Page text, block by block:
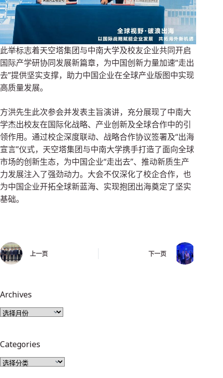
此举标志着天空塔集团与中南大学及校友企业共同开启
国际产学研协同发展新篇章，为中国创新力量加速“走出
去”提供坚实支撑，助力中国企业在全球产业版图中实现
高质量发展。
方洪先生此次参会并发表主旨演讲，充分展现了中南大
学杰出校友在国际化战略、产业创新及全球合作中的引
领作用。通过校企深度联动、战略合作协议签署及“出海
宣言”仪式，天空塔集团与中南大学携手打造了面向全球
市场的创新生态，为中国企业“走出去”、推动新质生产
力发展注入了强劲动力。大会不仅深化了校企合作，也
为中国企业开拓全球新蓝海、实现抱团出海奠定了坚实
基础。
上一页 下一页
Archives
Categories